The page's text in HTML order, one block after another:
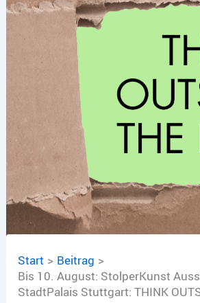
Start
Beitrag
Bis 10. August: StolperKunst
StadtPalais Stuttgart: THINK